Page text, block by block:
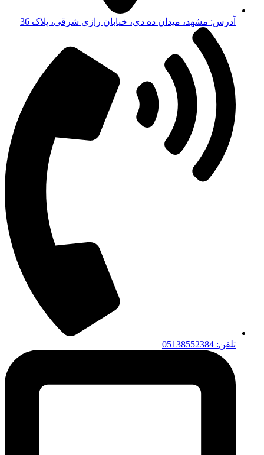
آدرس: مشهد، میدان ده دی، خیابان رازی شرقی، پلاک 36
تلفن: 05138552384